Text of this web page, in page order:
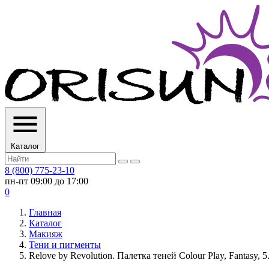
Каталог
8 (800) 775-23-10
пн-пт 09:00 до 17:00
0
Главная
Каталог
Макияж
Тени и пигменты
Relove by Revolution. Палетка теней Colour Play, Fantasy,